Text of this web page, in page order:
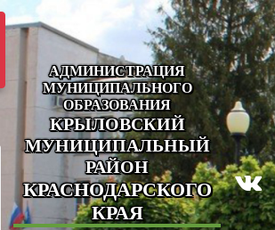
АДМИНИСТРАЦИЯ
МУНИЦИПАЛЬНОГО
ОБРАЗОВАНИЯ
КРЫЛОВСКИЙ
МУНИЦИПАЛЬНЫЙ
РАЙОН
КРАСНОДАРСКОГО
КРАЯ